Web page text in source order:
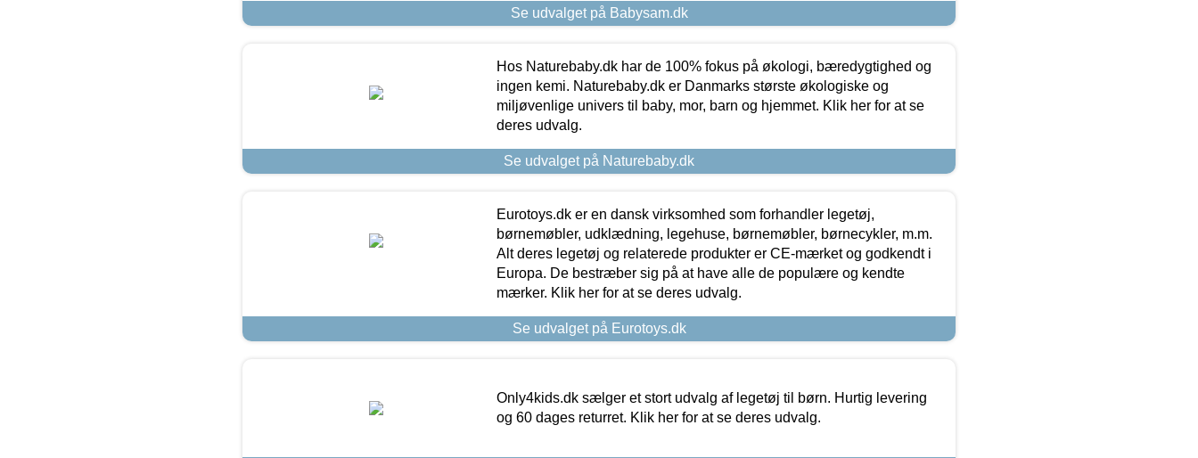
Se udvalget på Babysam.dk
Hos Naturebaby.dk har de 100% fokus på økologi, bæredygtighed og
ingen kemi. Naturebaby.dk er Danmarks største økologiske og
miljøvenlige univers til baby, mor, barn og hjemmet. Klik her for at se
deres udvalg.
Se udvalget på Naturebaby.dk
Eurotoys.dk er en dansk virksomhed som forhandler legetøj,
børnemøbler, udklædning, legehuse, børnemøbler, børnecykler, m.m.
Alt deres legetøj og relaterede produkter er CE-mærket og godkendt i
Europa. De bestræber sig på at have alle de populære og kendte
mærker. Klik her for at se deres udvalg.
Se udvalget på Eurotoys.dk
Only4kids.dk sælger et stort udvalg af legetøj til børn. Hurtig levering
og 60 dages returret. Klik her for at se deres udvalg.